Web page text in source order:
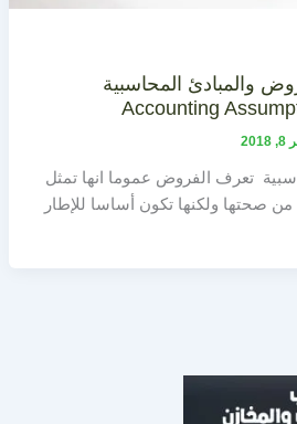
والمبادئ المحاسبية
تعرف الفروض عموما انها تمثل
صحتها ولكنها تكون أساسا للإطار